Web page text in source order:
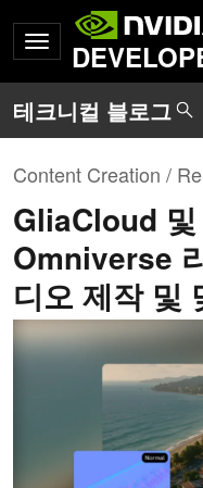
Content Creation /
GliaCloud
Omniverse
디오 제작 및